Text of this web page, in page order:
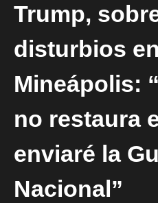
Trump,
disturbios en
Mineápolis:
no restaura
enviaré la
Nacional”